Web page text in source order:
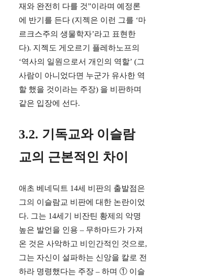
재와 완전히 다를 것”이라며 예정론
에 반기를 든다 (지젝은 이런 그를 ‘마
르크스주의 생물학자’라고 표현한
다). 지젝도 게오르기 플레하노프의
‘역사의 일원으로서 개인의 역할’ (그
사람이 아니었다면 누군가 유사한 역
할 했을 것이라는 주장) 을 비판하며
같은 입장에 선다.
3.2. 기독교와 이슬람
교의 근본적인 차이
애초 베네딕트 14세 비판의 출발점은
그의 이슬람교 비판에 대한 논란이었
다. 그는 14세기 비잔틴 황제의 악명
높은 발언을 인용 – 무하마드가 가져
온 것은 사악하고 비인간적인 것으로,
그는 자신이 설파하는 신앙을 칼로 전
하라 명령했다는 주장 – 하며 ① 이슬